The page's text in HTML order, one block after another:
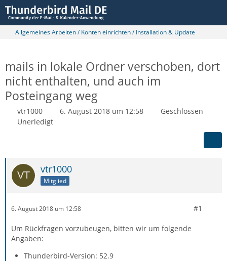
Allgemeines Arbeiten / Konten einrichten / Installation & Update
mails in lokale Ordner verschoben, dort
nicht enthalten, und auch im
Posteingang weg
vtr1000 6. August 2018 um 12:58
Geschlossen
Unerledigt
vtr1000
Mitglied
6. August 2018 um 12:58 #1
Um Rückfragen vorzubeugen, bitten wir um folgende
Angaben:
Thunderbird-Version: 52.9